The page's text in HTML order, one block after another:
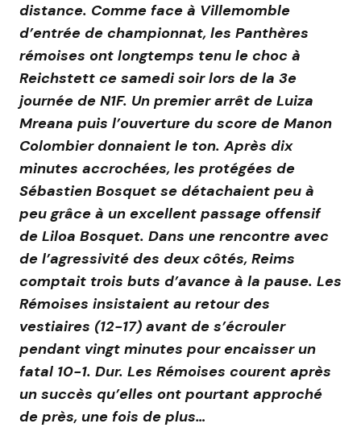
distance. Comme face à Villemomble
d’entrée de championnat, les Panthères
rémoises ont longtemps tenu le choc à
Reichstett ce samedi soir lors de la 3e
journée de N1F. Un premier arrêt de Luiza
Mreana puis l’ouverture du score de Manon
Colombier donnaient le ton. Après dix
minutes accrochées, les protégées de
Sébastien Bosquet se détachaient peu à
peu grâce à un excellent passage offensif
de Liloa Bosquet. Dans une rencontre avec
de l’agressivité des deux côtés, Reims
comptait trois buts d’avance à la pause. Les
Rémoises insistaient au retour des
vestiaires (12-17) avant de s’écrouler
pendant vingt minutes pour encaisser un
fatal 10-1. Dur. Les Rémoises courent après
un succès qu’elles ont pourtant approché
de près, une fois de plus…